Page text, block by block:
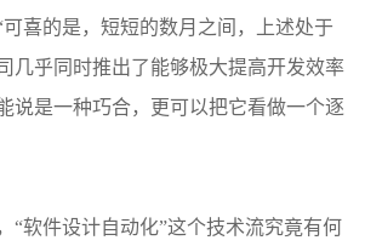
喜的是，短短的数月之间，上述处于
几乎同时推出了能够极大提高开发效率
说是一种巧合，更可以把它看做一个逐
“软件设计自动化”这个技术流究竟有何